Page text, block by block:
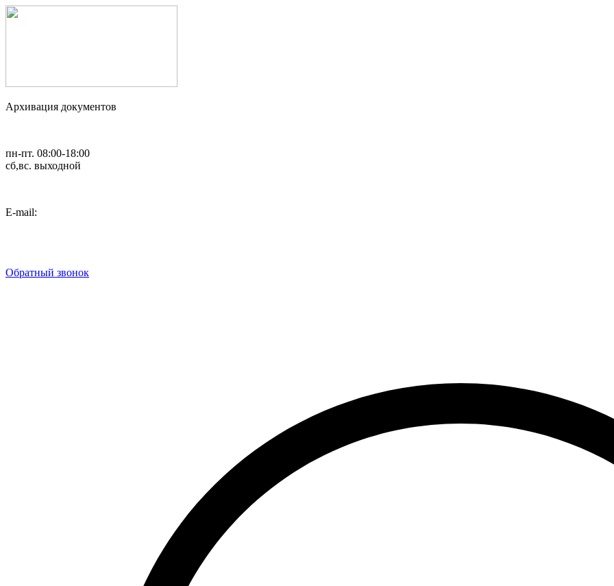
Архивация документов
пн-пт. 08:00-18:00
сб,вс. выходной
Е-mail:
Обратный звонок